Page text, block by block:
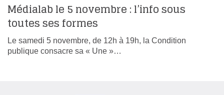
Médialab le 5 novembre : l’info sous
toutes ses formes
Le samedi 5 novembre, de 12h à 19h, la Condition
publique consacre sa « Une »…